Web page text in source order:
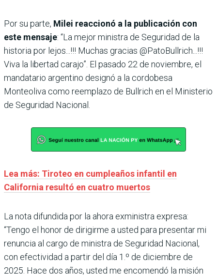
Por su parte, Milei reaccionó a la publicación con
este mensaje: “La mejor ministra de Seguridad de la
historia por lejos...!!! Muchas gracias @PatoBullrich...!!!
Viva la libertad carajo”. El pasado 22 de noviembre, el
mandatario argentino designó a la cordobesa
Monteoliva como reemplazo de Bullrich en el Ministerio
de Seguridad Nacional.
Lea más: Tiroteo en cumpleaños infantil en
California resultó en cuatro muertos
La nota difundida por la ahora exministra expresa:
“Tengo el honor de dirigirme a usted para presentar mi
renuncia al cargo de ministra de Seguridad Nacional,
con efectividad a partir del día 1.º de diciembre de
2025. Hace dos años, usted me encomendó la misión